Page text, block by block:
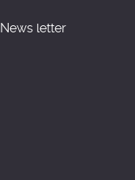
News letter